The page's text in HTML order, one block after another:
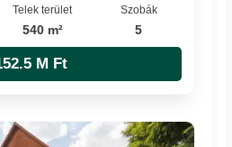
Telek terület
540 m²
Szobák
5
M Ft